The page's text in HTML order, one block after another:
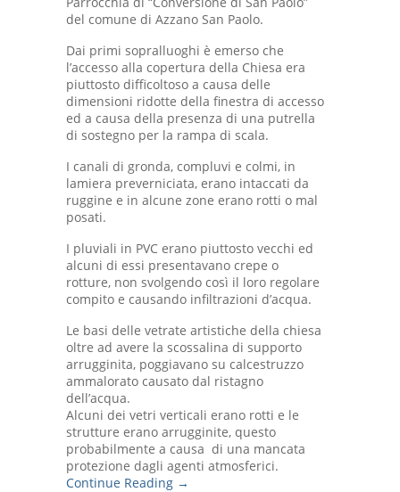
del comune di Azzano San Paolo.
Dai primi sopralluoghi è emerso che
l’accesso alla copertura della Chiesa era
piuttosto difficoltoso a causa delle
dimensioni ridotte della finestra di accesso
ed a causa della presenza di una putrella
di sostegno per la rampa di scala.
I canali di gronda, compluvi e colmi, in
lamiera preverniciata, erano intaccati da
ruggine e in alcune zone erano rotti o mal
posati.
I pluviali in PVC erano piuttosto vecchi ed
alcuni di essi presentavano crepe o
rotture, non svolgendo così il loro regolare
compito e causando infiltrazioni d’acqua.
Le basi delle vetrate artistiche della chiesa
oltre ad avere la scossalina di supporto
arrugginita, poggiavano su calcestruzzo
ammalorato causato dal ristagno
dell’acqua.
Alcuni dei vetri verticali erano rotti e le
strutture erano arrugginite, questo
probabilmente a causa di una mancata
protezione dagli agenti atmosferici.
Continue Reading →